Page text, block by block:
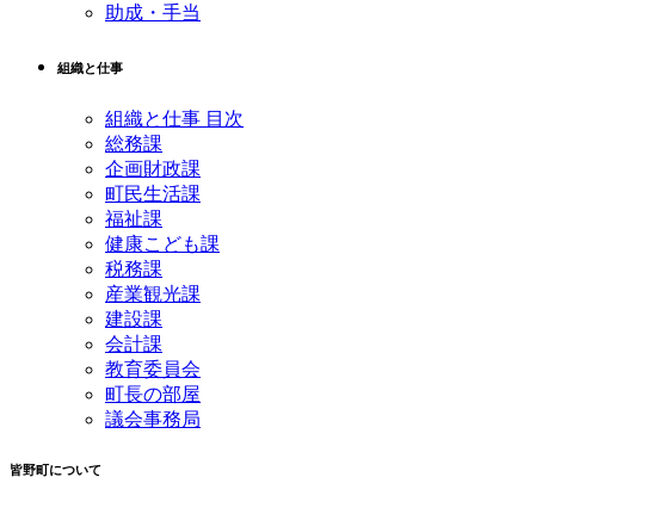
助成・手当
組織と仕事
組織と仕事 目次
総務課
企画財政課
町民生活課
福祉課
健康こども課
税務課
産業観光課
建設課
会計課
教育委員会
町長の部屋
議会事務局
皆野町について